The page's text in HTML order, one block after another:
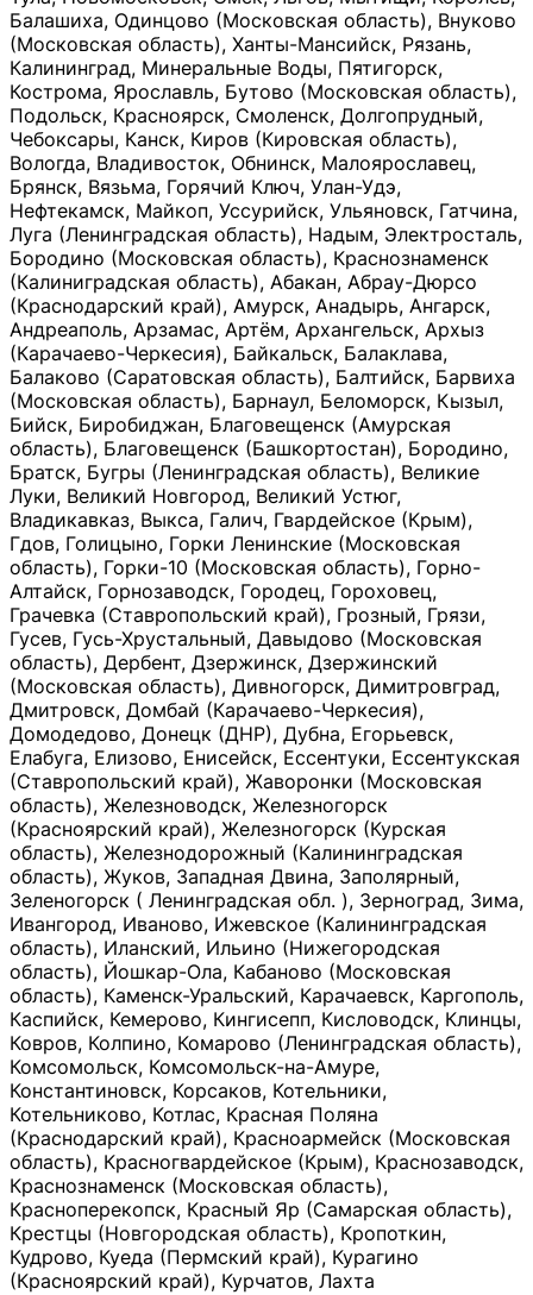
Балашиха, Одинцово (Московская область), Внуково
(Московская область), Ханты-Мансийск, Рязань,
Калининград, Минеральные Воды, Пятигорск,
Кострома, Ярославль, Бутово (Московская область),
Подольск, Красноярск, Смоленск, Долгопрудный,
Чебоксары, Канск, Киров (Кировская область),
Вологда, Владивосток, Обнинск, Малоярославец,
Брянск, Вязьма, Горячий Ключ, Улан-Удэ,
Нефтекамск, Майкоп, Уссурийск, Ульяновск, Гатчина,
Луга (Ленинградская область), Надым, Электросталь,
Бородино (Московская область), Краснознаменск
(Калиниградская область), Абакан, Абрау-Дюрсо
(Краснодарский край), Амурск, Анадырь, Ангарск,
Андреаполь, Арзамас, Артём, Архангельск, Архыз
(Карачаево-Черкесия), Байкальск, Балаклава,
Балаково (Саратовская область), Балтийск, Барвиха
(Московская область), Барнаул, Беломорск, Кызыл,
Бийск, Биробиджан, Благовещенск (Амурская
область), Благовещенск (Башкортостан), Бородино,
Братск, Бугры (Ленинградская область), Великие
Луки, Великий Новгород, Великий Устюг,
Владикавказ, Выкса, Галич, Гвардейское (Крым),
Гдов, Голицыно, Горки Ленинские (Московская
область), Горки-10 (Московская область), Горно-
Алтайск, Горнозаводск, Городец, Гороховец,
Грачевка (Ставропольский край), Грозный, Грязи,
Гусев, Гусь-Хрустальный, Давыдово (Московская
область), Дербент, Дзержинск, Дзержинский
(Московская область), Дивногорск, Димитровград,
Дмитровск, Домбай (Карачаево-Черкесия),
Домодедово, Донецк (ДНР), Дубна, Егорьевск,
Елабуга, Елизово, Енисейск, Ессентуки, Ессентукская
(Ставропольский край), Жаворонки (Московская
область), Железноводск, Железногорск
(Красноярский край), Железногорск (Курская
область), Железнодорожный (Калининградская
область), Жуков, Западная Двина, Заполярный,
Зеленогорск ( Ленинградская обл. ), Зерноград, Зима,
Ивангород, Иваново, Ижевское (Калининградская
область), Иланский, Ильино (Нижегородская
область), Йошкар-Ола, Кабаново (Московская
область), Каменск-Уральский, Карачаевск, Каргополь,
Каспийск, Кемерово, Кингисепп, Кисловодск, Клинцы,
Ковров, Колпино, Комарово (Ленинградская область),
Комсомольск, Комсомольск-на-Амуре,
Константиновск, Корсаков, Котельники,
Котельниково, Котлас, Красная Поляна
(Краснодарский край), Красноармейск (Московская
область), Красногвардейское (Крым), Краснозаводск,
Краснознаменск (Московская область),
Красноперекопск, Красный Яр (Самарская область),
Крестцы (Новгородская область), Кропоткин,
Кудрово, Куеда (Пермский край), Курагино
(Красноярский край), Курчатов, Лахта